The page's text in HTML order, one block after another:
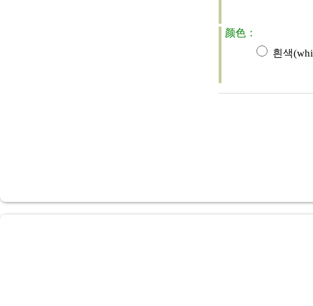
颜色：
흰색